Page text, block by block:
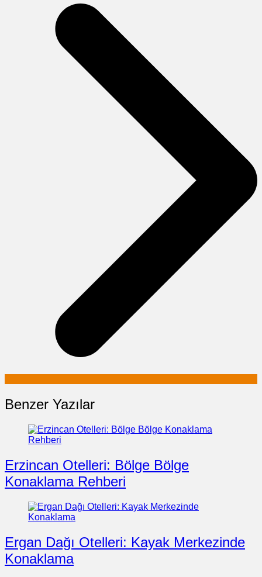
Benzer Yazılar
Erzincan Otelleri: Bölge Bölge
Konaklama Rehberi
Ergan Dağı Otelleri: Kayak Merkezinde
Konaklama